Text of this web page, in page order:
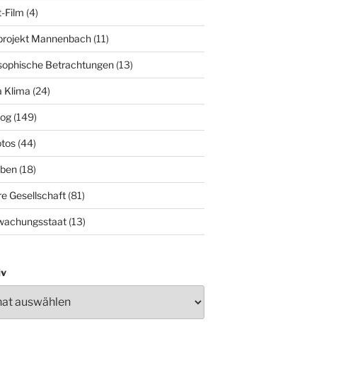
Film (4)
Mannenbach(11)
Betrachtungen(13)
Klima (24)
(149)
(44)
(18)
Gesellschaft(81)
(13)